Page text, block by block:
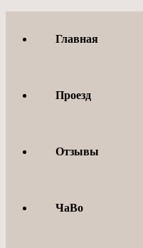
содержимомуГлавная
Проезд
Отзывы
ЧаВо